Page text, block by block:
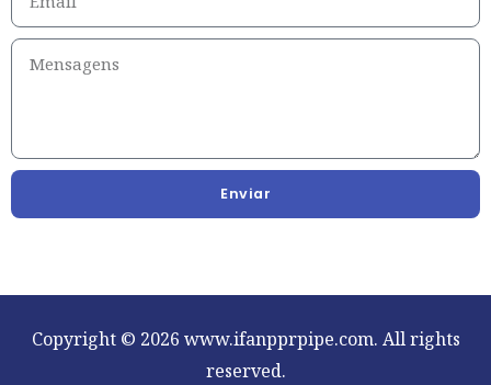
Enviar
Copyright © 2026 www.ifanpprpipe.com. All rights
reserved.